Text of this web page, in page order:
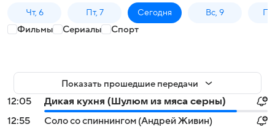
Чт, 6 Пт, 7 Сегодня Вс, 9
Фильмы Сериалы Спорт
Показать прошедшие передачи
12:05
Дикая кухня (Шулюм из мяса серны)
12:55
Соло со спиннингом (Андрей Живин)